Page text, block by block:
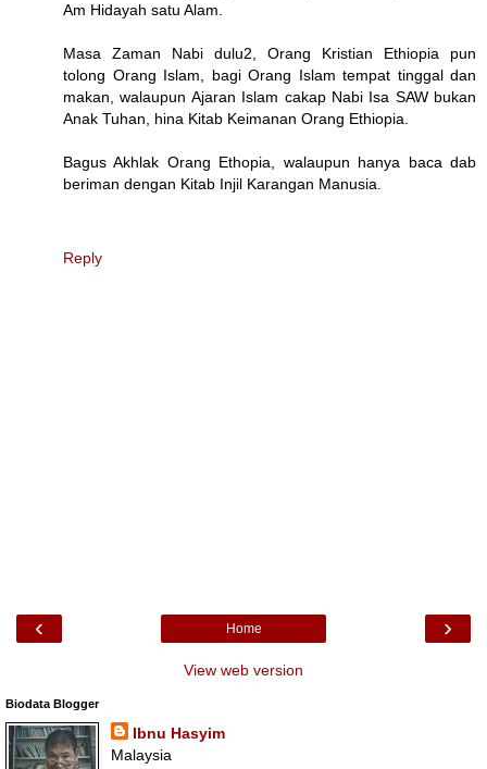
Am Hidayah satu Alam.
Masa Zaman Nabi dulu2, Orang Kristian Ethiopia pun
tolong Orang Islam, bagi Orang Islam tempat tinggal dan
makan, walaupun Ajaran Islam cakap Nabi Isa SAW bukan
Anak Tuhan, hina Kitab Keimanan Orang Ethiopia.
Bagus Akhlak Orang Ethopia, walaupun hanya baca dab
beriman dengan Kitab Injil Karangan Manusia.
Reply
‹ ›
Home
View web version
Biodata Blogger
Ibnu Hasyim
Malaysia